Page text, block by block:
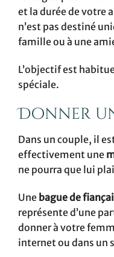
et la durée de votre
n’est pas destiné
famille ou à une
L’objectif est
spéciale.
Donner
Dans un couple, il
effectivement une
ne pourra que lui
Une bague de
représente d’une
donner à votre
internet ou dans un